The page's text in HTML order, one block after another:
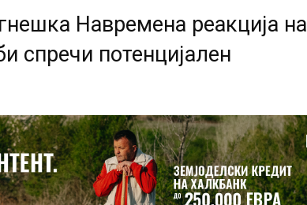
Навремена реакција на
спречи потенцијален